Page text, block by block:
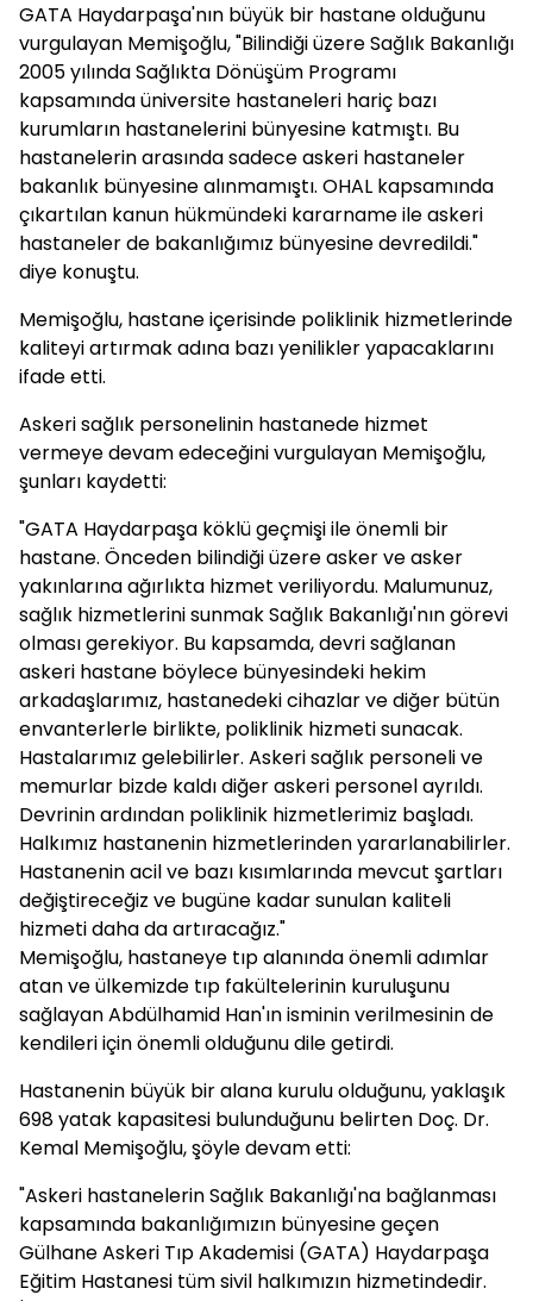
GATA Haydarpaşa'nın büyük bir hastane olduğunu
vurgulayan Memişoğlu, "Bilindiği üzere Sağlık Bakanlığı
2005 yılında Sağlıkta Dönüşüm Programı
kapsamında üniversite hastaneleri hariç bazı
kurumların hastanelerini bünyesine katmıştı. Bu
hastanelerin arasında sadece askeri hastaneler
bakanlık bünyesine alınmamıştı. OHAL kapsamında
çıkartılan kanun hükmündeki kararname ile askeri
hastaneler de bakanlığımız bünyesine devredildi."
diye konuştu.
Memişoğlu, hastane içerisinde poliklinik hizmetlerinde
kaliteyi artırmak adına bazı yenilikler yapacaklarını
ifade etti.
Askeri sağlık personelinin hastanede hizmet
vermeye devam edeceğini vurgulayan Memişoğlu,
şunları kaydetti:
"GATA Haydarpaşa köklü geçmişi ile önemli bir
hastane. Önceden bilindiği üzere asker ve asker
yakınlarına ağırlıkta hizmet veriliyordu. Malumunuz,
sağlık hizmetlerini sunmak Sağlık Bakanlığı'nın görevi
olması gerekiyor. Bu kapsamda, devri sağlanan
askeri hastane böylece bünyesindeki hekim
arkadaşlarımız, hastanedeki cihazlar ve diğer bütün
envanterlerle birlikte, poliklinik hizmeti sunacak.
Hastalarımız gelebilirler. Askeri sağlık personeli ve
memurlar bizde kaldı diğer askeri personel ayrıldı.
Devrinin ardından poliklinik hizmetlerimiz başladı.
Halkımız hastanenin hizmetlerinden yararlanabilirler.
Hastanenin acil ve bazı kısımlarında mevcut şartları
değiştireceğiz ve bugüne kadar sunulan kaliteli
hizmeti daha da artıracağız."
Memişoğlu, hastaneye tıp alanında önemli adımlar
atan ve ülkemizde tıp fakültelerinin kuruluşunu
sağlayan Abdülhamid Han'ın isminin verilmesinin de
kendileri için önemli olduğunu dile getirdi.
Hastanenin büyük bir alana kurulu olduğunu, yaklaşık
698 yatak kapasitesi bulunduğunu belirten Doç. Dr.
Kemal Memişoğlu, şöyle devam etti:
"Askeri hastanelerin Sağlık Bakanlığı'na bağlanması
kapsamında bakanlığımızın bünyesine geçen
Gülhane Askeri Tıp Akademisi (GATA) Haydarpaşa
Eğitim Hastanesi tüm sivil halkımızın hizmetindedir.